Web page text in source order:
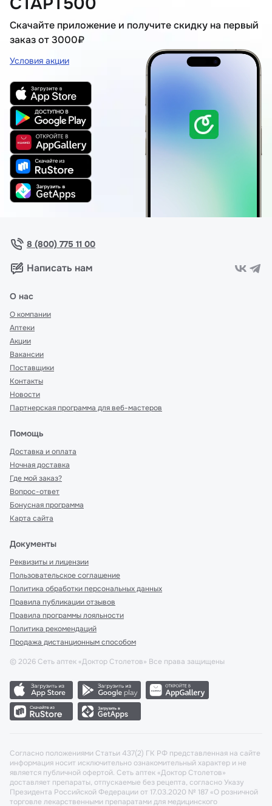
Скачайте приложение и получите скидку на первый
заказ от 3000₽
Условия акции
8 (800) 775 11 00
Написать нам
О нас
О компании
Аптеки
Акции
Вакансии
Поставщики
Контакты
Новости
Партнерская программа для веб-мастеров
Помощь
Доставка и оплата
Ночная доставка
Где мой заказ?
Вопрос-ответ
Бонусная программа
Карта сайта
Документы
Реквизиты и лицензии
Пользовательское соглашение
Политика обработки персональных данных
Правила публикации отзывов
Правила программы лояльности
Политика рекомендаций
Продажа дистанционным способом
© 2026 Сеть аптек «Доктор Столетов» Все права защищены
Согласно положениями Статьи 437(2) ГК РФ представленная на сайте
информация носит исключительно ознакомительный характер и не
является публичной офертой. Сеть аптек «Доктор Столетов»
доставляет препараты, отпускаемые без рецепта, согласно Указу
Президента Российской Федерации от 17.03.2020 № 187 «О розничной
торговле лекарственными препаратами для медицинского